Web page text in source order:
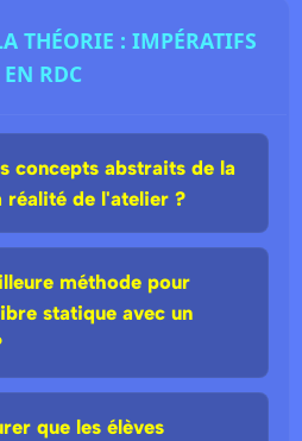
THÉORIE : IMPÉRATIFS
RDC
concepts abstraits de la
réalité de l'atelier ?
méthode pour
statique avec un
que les élèves